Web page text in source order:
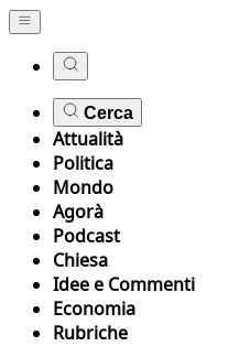
Cerca
Attualità
Politica
Mondo
Agorà
Podcast
Chiesa
Idee e Commenti
Economia
Rubriche